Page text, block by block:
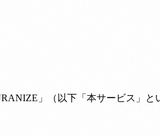
」（以下「本サービス」と